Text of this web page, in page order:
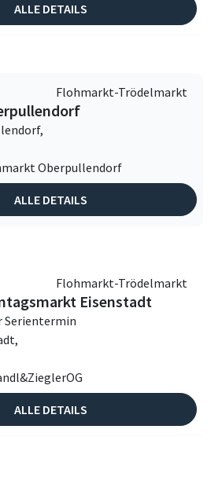
ALLE DETAILS
Flohmarkt-Trödelmarkt
Oberpullendorf
ALLE DETAILS
Flohmarkt-Trödelmarkt
Eisenstadt
Serientermin
ALLE DETAILS